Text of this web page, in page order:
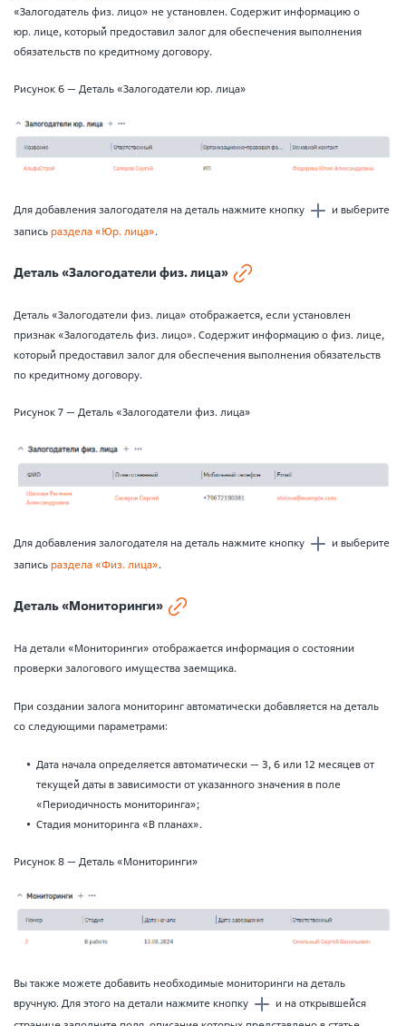
«Залогодатель физ. лицо» не установлен. Содержит информацию о
юр. лице, который предоставил залог для обеспечения выполнения
обязательств по кредитному договору.
Рисунок 6 — Деталь «Залогодатели юр. лица»
Для добавления залогодателя на деталь нажмите кнопку
и выберите
записьраздела «Юр. лица».
Деталь «Залогодатели физ. лица»
Деталь «Залогодатели физ. лица» отображается, если установлен
признак «Залогодатель физ. лицо». Содержит информацию о физ. лице,
который предоставил залог для обеспечения выполнения обязательств
по кредитному договору.
Рисунок 7 — Деталь «Залогодатели физ. лица»
Для добавления залогодателя на деталь нажмите кнопку
и выберите
записьраздела «Физ. лица».
Деталь «Мониторинги»
На детали «Мониторинги» отображается информация о состоянии
проверки залогового имущества заемщика.
При создании залога мониторинг автоматически добавляется на деталь
со следующими параметрами:
Дата начала определяется автоматически — 3, 6 или 12 месяцев от
текущей даты в зависимости от указанного значения в поле
«Периодичность мониторинга»;
Стадия мониторинга «В планах».
Рисунок 8 — Деталь «Мониторинги»
Вы также можете добавить необходимые мониторинги на деталь
вручную. Для этого на детали нажмите кнопку
и на открывшейся